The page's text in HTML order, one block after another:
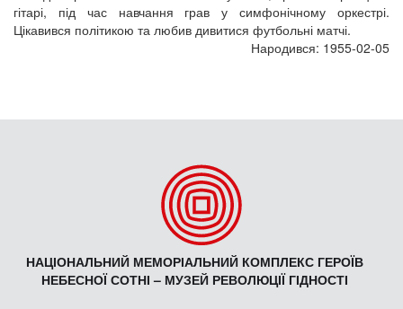
гітарі, під час навчання грав у симфонічному оркестрі.
Цікавився політикою та любив дивитися футбольні матчі.
Народився: 1955-02-05
НАЦІОНАЛЬНИЙ МЕМОРІАЛЬНИЙ КОМПЛЕКС ГЕРОЇВ
НЕБЕСНОЇ СОТНІ – МУЗЕЙ РЕВОЛЮЦІЇ ГІДНОСТІ